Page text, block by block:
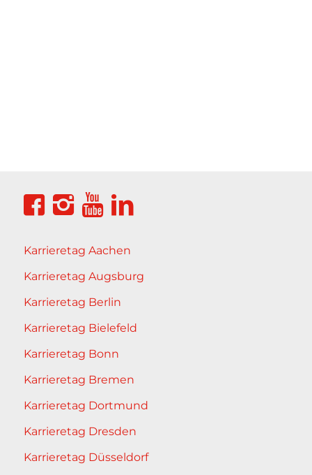
Karrieretag Aachen
Karrieretag Augsburg
Karrieretag Berlin
Karrieretag Bielefeld
Karrieretag Bonn
Karrieretag Bremen
Karrieretag Dortmund
Karrieretag Dresden
Karrieretag Düsseldorf